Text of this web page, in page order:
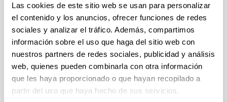
Las cookies de este sitio web se usan para personalizar
el contenido y los anuncios, ofrecer funciones de redes
sociales y analizar el tráfico. Además, compartimos
información sobre el uso que haga del sitio web con
nuestros partners de redes sociales, publicidad y análisis
web, quienes pueden combinarla con otra información
que les haya proporcionado o que hayan recopilado a
partir del uso que haya hecho de sus servicios.
Estudiarás las diferentes dimensiones del ser
humano, así valorarás la diversidad cultural y
comprenderás mejor la sociedad.
Investigando los fenómenos sociales y
culturales podrás colaborar en la evolución del
entorno y en la solución de problemas sociales
diversos.
Prácticas en empresas e instituciones, te